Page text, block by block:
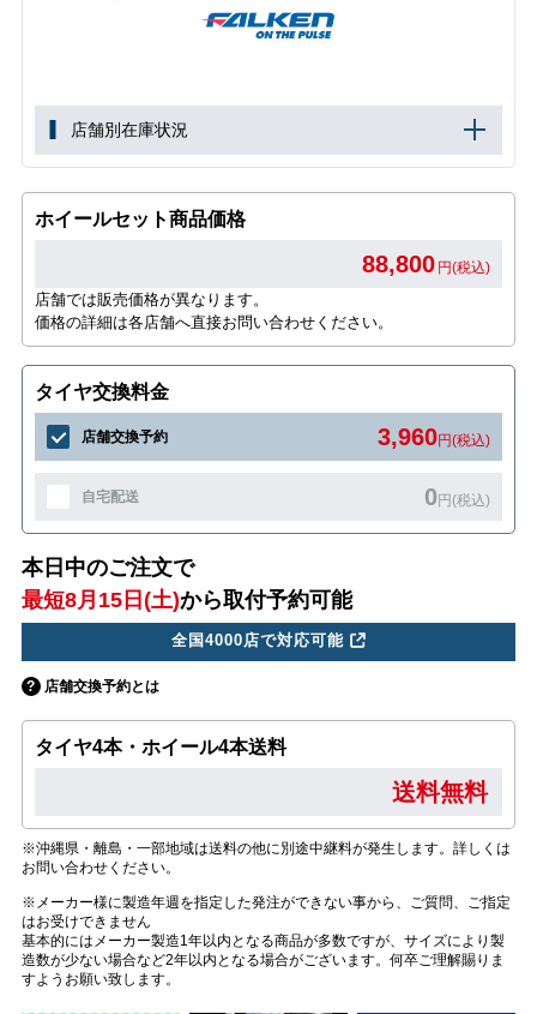
店舗別在庫状況
ホイールセット商品価格
88,800 円(税込)
店舗では販売価格が異なります。
価格の詳細は各店舗へ直接お問い合わせください。
タイヤ交換料金
店舗交換予約 3,960円(税込)
自宅配送 0円(税込)
本日中のご注文で
最短8月15日(土)から取付予約可能
全国4000店で対応可能
店舗交換予約とは
タイヤ4本・ホイール4本送料
送料無料
※沖縄県・離島・一部地域は送料の他に別途中継料が発生します。詳しくは
お問い合わせください。
※メーカー様に製造年週を指定した発注ができない事から、ご質問、ご指定
はお受けできません
基本的にはメーカー製造1年以内となる商品が多数ですが、サイズにより製
造数が少ない場合など2年以内となる場合がございます。何卒ご理解賜りま
すようお願い致します。